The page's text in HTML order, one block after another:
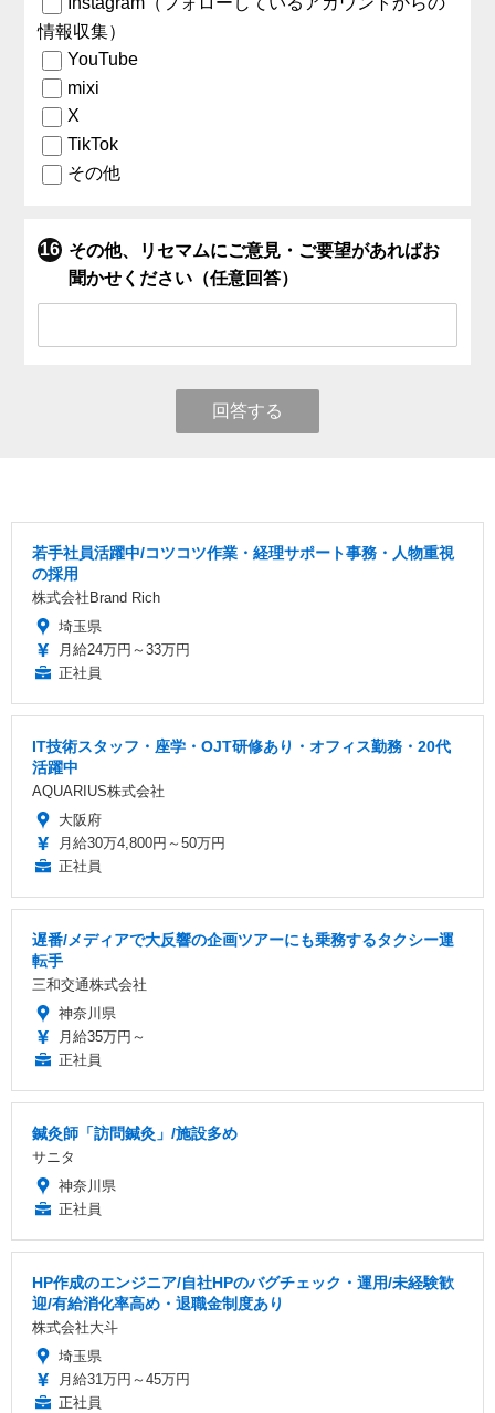
情報収集）
YouTube
mixi
X
TikTok
その他
その他、リセマムにご意見・ご要望があればお
聞かせください（任意回答）
回答する
若手社員活躍中/コツコツ作業・経理サポート事務・人物重視
の採用
株式会社Brand Rich
埼玉県
月給24万円～33万円
正社員
IT技術スタッフ・座学・OJT研修あり・オフィス勤務・20代
活躍中
AQUARIUS株式会社
大阪府
月給30万4,800円～50万円
正社員
遅番/メディアで大反響の企画ツアーにも乗務するタクシー運
転手
三和交通株式会社
神奈川県
月給35万円～
正社員
鍼灸師「訪問鍼灸」/施設多め
サニタ
神奈川県
正社員
HP作成のエンジニア/自社HPのバグチェック・運用/未経験歓
迎/有給消化率高め・退職金制度あり
株式会社大斗
埼玉県
月給31万円～45万円
正社員